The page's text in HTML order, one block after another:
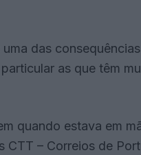
das
as que têm
quando estava em
– Correios de